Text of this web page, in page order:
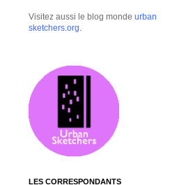
Visitez aussi le blog monde urban
sketchers.org
LES CORRESPONDANTS